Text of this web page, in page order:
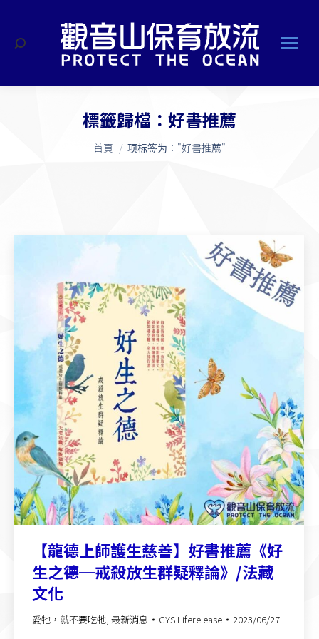
搜
標籤歸檔： 好書推薦
您在這裡：
首頁 项标签为："好書推薦"
【龍德上師護生慈善】好書推薦《好
生之德─戒殺放生群疑釋論》/法藏
文化
愛牠，就不要吃牠, 最新消息 GYS Liferelease 2023/06/27